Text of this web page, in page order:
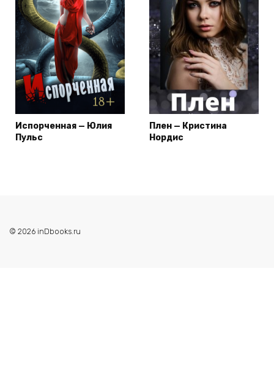
Испорченная — Юлия
Пульс
Плен — Кристина
Нордис
© 2026 inDbooks.ru